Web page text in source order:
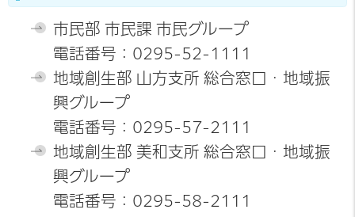
市民部 市民課 市民グループ
電話番号：0295-52-1111
地域創生部 山方支所 総合窓口・地域振
興グループ
電話番号：0295-57-2111
地域創生部 美和支所 総合窓口・地域振
興グループ
電話番号：0295-58-2111